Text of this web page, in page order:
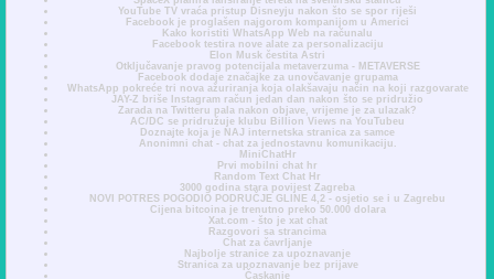
YouTube TV vraća pristup Disneyju nakon što se spor riješi
Facebook je proglašen najgorom kompanijom u Americi
Kako koristiti WhatsApp Web na računalu
Facebook testira nove alate za personalizaciju
Elon Musk čestita Astri
Otključavanje pravog potencijala metaverzuma - METAVERSE
Facebook dodaje značajke za unovčavanje grupama
WhatsApp pokreće tri nova ažuriranja koja olakšavaju način na koji razgovarate
JAY-Z briše Instagram račun jedan dan nakon što se pridružio
Zarada na Twitteru pala nakon objave, vrijeme je za ulazak?
AC/DC se pridružuje klubu Billion Views na YouTubeu
Doznajte koja je NAJ internetska stranica za samce
Anonimni chat - chat za jednostavnu komunikaciju.
MiniChatHr
Prvi mobilni chat hr
Random Text Chat Hr
3000 godina stara povijest Zagreba
NOVI POTRES POGODIO PODRUČJE GLINE 4,2 - osjetio se i u Zagrebu
Cijena bitcoina je trenutno preko 50.000 dolara
Xat.com - što je xat chat
Razgovori sa strancima
Chat za čavrljanje
Najbolje stranice za upoznavanje
Stranica za upoznavanje bez prijave
Časkanje